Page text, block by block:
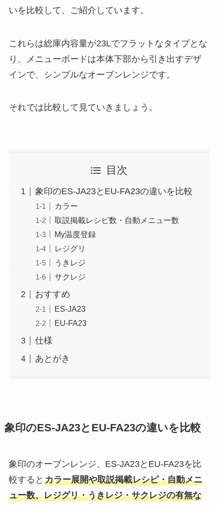
いを比較して、ご紹介しています。
これらは総庫内容量が23Lでフラットなタイプとな
り、メニューボードは本体下部から引き出すデザ
インで、シンプルなオーブンレンジです。
それでは比較して見ていきましょう。
目次
象印のES-JA23とEU-FA23の違いを比較
カラー
取説掲載レシピ数・自動メニュー数
My温度登録
レジグリ
うきレジ
サクレジ
おすすめ
ES-JA23
EU-FA23
仕様
あとがき
象印のES-JA23とEU-FA23の違いを比較
象印のオーブンレンジ、ES-JA23とEU-FA23を比
較すると カラー展開や取説掲載レシピ・自動メニ
ュー数、レジグリ・うきレジ・サクレジの有無な